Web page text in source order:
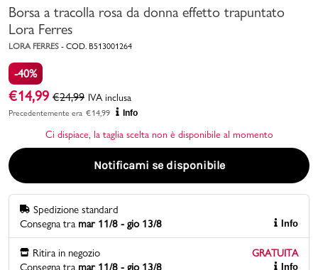
Marchi
Accedi | Registrati
Promo & News
negozi
contatti
Borsa a tracolla rosa da donna effetto trapuntato
Lora Ferres
LORA FERRES - COD. B513001264
-40%
€14,99 €24,99 IVA inclusa
Precedentemente era €14,99 Info
Ci dispiace, la taglia scelta non è disponibile al momento
Notificami se disponibile
Spedizione standard
Consegna tra mar 11/8 - gio 13/8 Info
Ritira in negozio
GRATUITA
Consegna tra mar 11/8 - gio 13/8 Info